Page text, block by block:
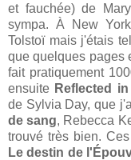
et fauchée) de
sympa. À New
Tolstoï mais j'étais
que quelques pages
fait pratiquement
ensuite Reflected
de Sylvia Day, que
de sang, Rebecca
trouvé très bien.
Le destin de